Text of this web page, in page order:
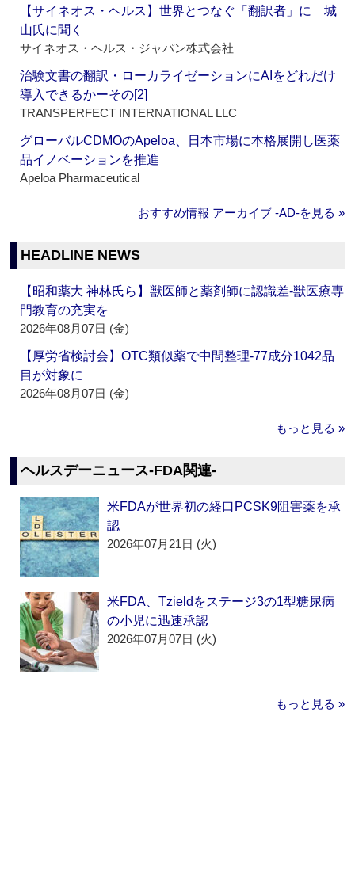
【サイネオス・ヘルス】世界とつなぐ「翻訳者」に 城
山氏に聞く
サイネオス・ヘルス・ジャパン株式会社
治験文書の翻訳・ローカライゼーションにAIをどれだけ
導入できるかーその[2]
TRANSPERFECT INTERNATIONAL LLC
グローバルCDMOのApeloa、日本市場に本格展開し医薬
品イノベーションを推進
Apeloa Pharmaceutical
おすすめ情報 アーカイブ ‐AD‐を見る »
HEADLINE NEWS
【昭和薬大 神林氏ら】獣医師と薬剤師に認識差‐獣医療専
門教育の充実を
2026年08月07日 (金)
【厚労省検討会】OTC類似薬で中間整理‐77成分1042品
目が対象に
2026年08月07日 (金)
もっと見る »
ヘルスデーニュース‐FDA関連‐
米FDAが世界初の経口PCSK9阻害薬を承
認
2026年07月21日 (火)
米FDA、Tzieldをステージ3の1型糖尿病
の小児に迅速承認
2026年07月07日 (火)
もっと見る »